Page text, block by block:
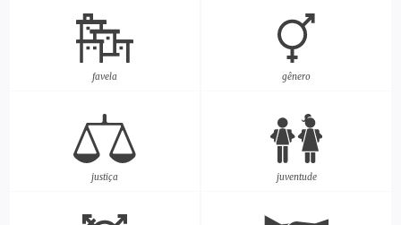
favela gênero
justiça juventude